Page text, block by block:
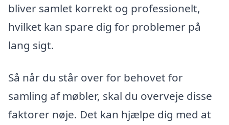
bliver samlet korrekt og professionelt,
hvilket kan spare dig for problemer på
lang sigt.
Så når du står over for behovet for
samling af møbler, skal du overveje disse
faktorer nøje. Det kan hjælpe dig med at